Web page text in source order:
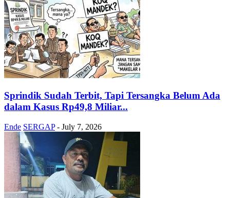
Sprindik Sudah Terbit, Tapi Tersangka Belum Ada
dalam Kasus Rp49,8 Miliar...
Ende SERGAP - July 7, 2026